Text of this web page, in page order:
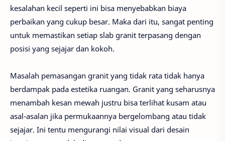
kesalahan kecil seperti ini bisa menyebabkan biaya
perbaikan yang cukup besar. Maka dari itu, sangat penting
untuk memastikan setiap slab granit terpasang dengan
posisi yang sejajar dan kokoh.
Masalah pemasangan granit yang tidak rata tidak hanya
berdampak pada estetika ruangan. Granit yang seharusnya
menambah kesan mewah justru bisa terlihat kusam atau
asal-asalan jika permukaannya bergelombang atau tidak
sejajar. Ini tentu mengurangi nilai visual dari desain